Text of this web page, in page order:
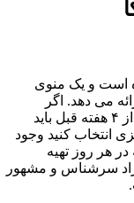
است و یک منوی
می دهد. اگر
می‌خواهید بهترین سوشی جهان را تجربه کنید از ۴ هفته قبل باید
انتخاب کنید وجود
در هر روز تهیه
سرشناس و مشهور